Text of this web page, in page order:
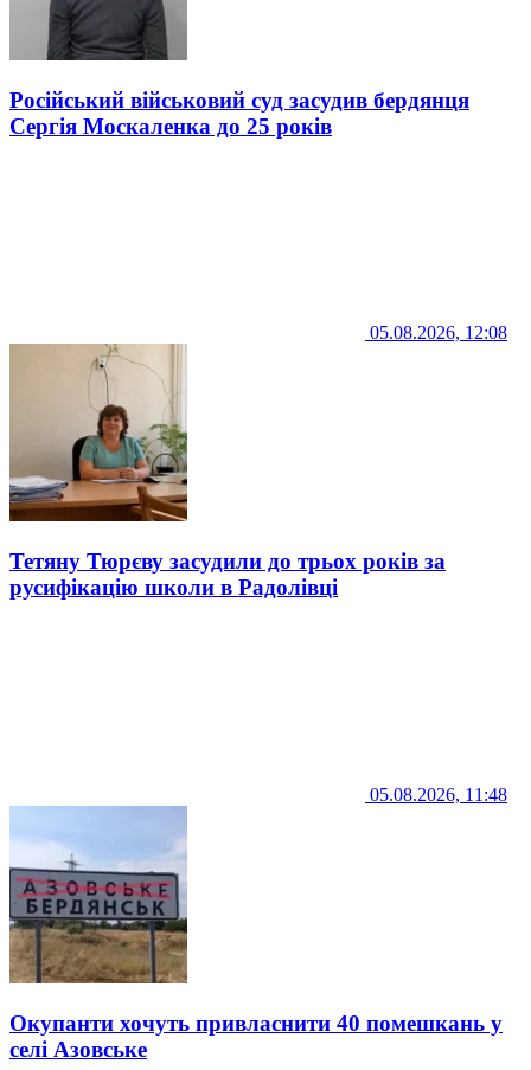
Російський військовий суд засудив бердянця
Сергія Москаленка до 25 років
05.08.2026, 12:08
Тетяну Тюрєву засудили до трьох років за
русифікацію школи в Радолівці
05.08.2026, 11:48
Окупанти хочуть привласнити 40 помешкань у
селі Азовське